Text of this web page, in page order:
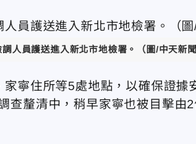
人員護送進入新北市地檢署。（圖/中天新聞
寧住所等5處地點，以確保證據
查釐清中，稍早家寧也被目擊由2